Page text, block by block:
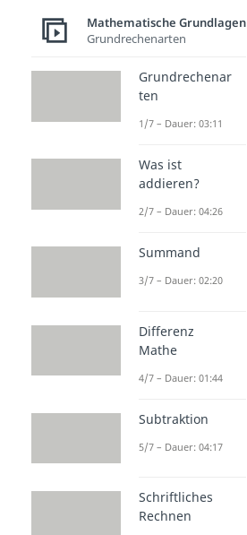
Mathematische Grundlagen
Grundrechenarten
Grundrechenar
ten
1/7 – Dauer: 03:11
Was ist
addieren?
2/7 – Dauer: 04:26
Summand
3/7 – Dauer: 02:20
Differenz
Mathe
4/7 – Dauer: 01:44
Subtraktion
5/7 – Dauer: 04:17
Schriftliches
Rechnen